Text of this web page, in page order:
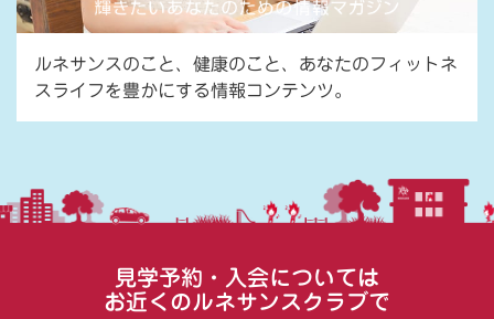
ルネサンスのこと、健康のこと、あなたのフィットネ
スライフを豊かにする情報コンテンツ。
見学予約・入会については
お近くのルネサンスクラブで